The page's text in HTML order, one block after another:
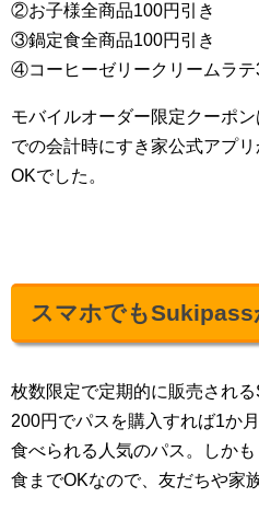
②お子様全商品100円引き
③鍋定食全商品100円引き
④コーヒーゼリークリームラテ
モバイルオーダー限定クー
での会計時にすき家公式アプ
OKでした。
スマホでもSukipass
枚数限定で定期的に販売され
200円でパスを購入すれば1か
食べられる人気のパス。しか
食までOKなので、友だちや家